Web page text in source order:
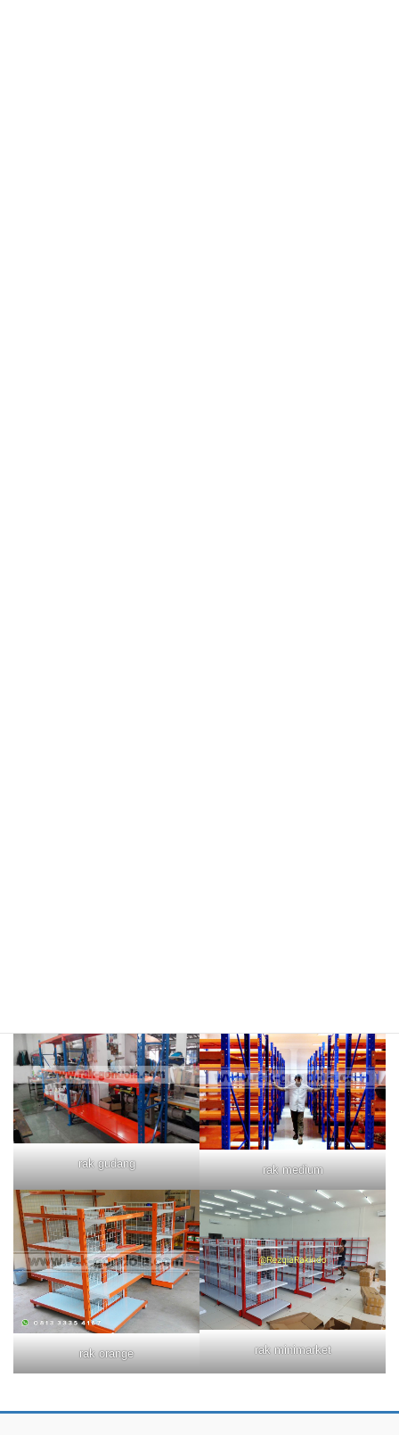
rak gudang rak medium
rak orange rak minimarket